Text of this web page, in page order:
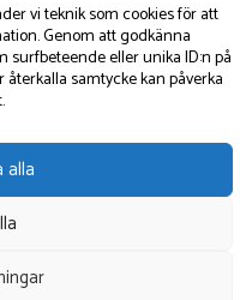
vi teknik som cookies för att
Genom att godkänna
surfbeteende eller unika ID:n på
samtycke kan påverka
alla
AB.